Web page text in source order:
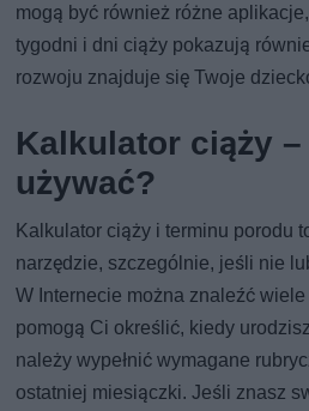
mogą być również różne
tygodni i dni ciąży pokazują
rozwoju znajduje się Twoje
Kalkulator ciąży
używać?
Kalkulator ciąży i terminu porodu
narzędzie, szczególnie, jeśli nie
W Internecie można znaleźć
pomogą Ci określić, kiedy
należy wypełnić wymagane
ostatniej miesiączki. Jeśli znasz